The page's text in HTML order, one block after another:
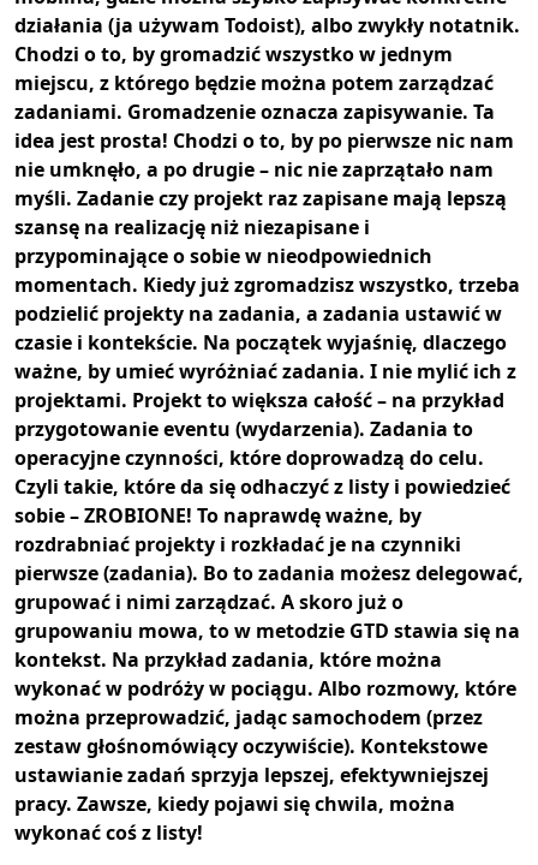
działania (ja używam Todoist), albo zwykły notatnik.
Chodzi o to, by gromadzić wszystko w jednym
miejscu, z którego będzie można potem zarządzać
zadaniami. Gromadzenie oznacza zapisywanie. Ta
idea jest prosta! Chodzi o to, by po pierwsze nic nam
nie umknęło, a po drugie – nic nie zaprzątało nam
myśli. Zadanie czy projekt raz zapisane mają lepszą
szansę na realizację niż niezapisane i
przypominające o sobie w nieodpowiednich
momentach. Kiedy już zgromadzisz wszystko, trzeba
podzielić projekty na zadania, a zadania ustawić w
czasie i kontekście. Na początek wyjaśnię, dlaczego
ważne, by umieć wyróżniać zadania. I nie mylić ich z
projektami. Projekt to większa całość – na przykład
przygotowanie eventu (wydarzenia). Zadania to
operacyjne czynności, które doprowadzą do celu.
Czyli takie, które da się odhaczyć z listy i powiedzieć
sobie – ZROBIONE! To naprawdę ważne, by
rozdrabniać projekty i rozkładać je na czynniki
pierwsze (zadania). Bo to zadania możesz delegować,
grupować i nimi zarządzać. A skoro już o
grupowaniu mowa, to w metodzie GTD stawia się na
kontekst. Na przykład zadania, które można
wykonać w podróży w pociągu. Albo rozmowy, które
można przeprowadzić, jadąc samochodem (przez
zestaw głośnomówiący oczywiście). Kontekstowe
ustawianie zadań sprzyja lepszej, efektywniejszej
pracy. Zawsze, kiedy pojawi się chwila, można
wykonać coś z listy!